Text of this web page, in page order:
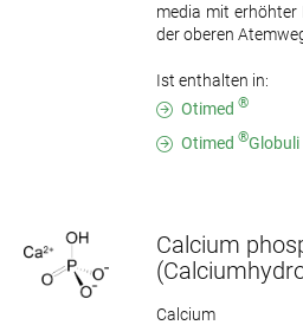
media mit
der oberen
Ist enthalten in:
Otimed ®
Otimed ®Globuli
Calcium
Calcium